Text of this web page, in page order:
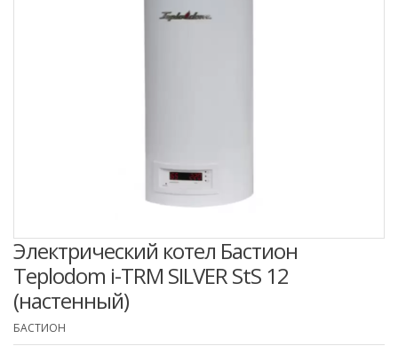
Электрический котел Бастион
Teplodom i-TRM SILVER StS 12
(настенный)
БАСТИОН